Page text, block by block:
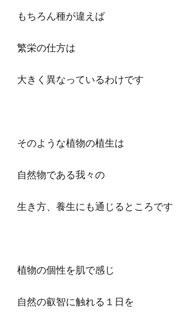
もちろん種が違えば
繁栄の仕方は
大きく異なっているわけです
そのような植物の植生は
自然物である我々の
生き方、養生にも通じるところです
植物の個性を肌で感じ
自然の叡智に触れる１日を